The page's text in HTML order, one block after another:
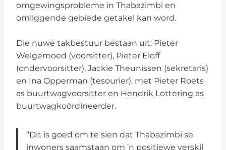
omgewingsprobleme in Thabazimbi en
omliggende gebiede getakel kan word.
Die nuwe takbestuur bestaan uit: Pieter
Welgemoed (voorsitter), Pieter Eloff
(ondervoorsitter), Jackie Theunissen (sekretaris)
en Ina Opperman (tesourier), met Pieter Roets
as buurtwagvoorsitter en Hendrik Lottering as
buurtwagkoördineerder.
“Dit is goed om te sien dat Thabazimbi se
inwoners saamstaan om ’n positiewe verskil